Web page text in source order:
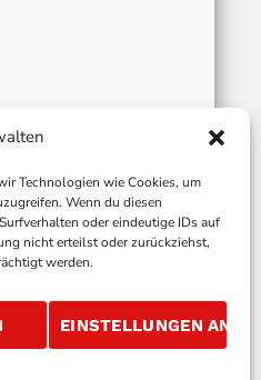
Technologien wie Cookies, um
Wenn du diesen
oder eindeutige IDs auf
nicht erteilst oder zurückziehst,
werden.
EINSTELLUNGEN